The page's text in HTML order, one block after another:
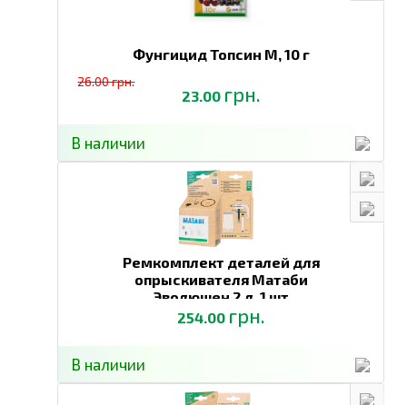
Фунгицид Топсин М,10 г
23.00 грн.
26.00 грн.
В наличии
Ремкомплект деталей для
опрыскивателя Матаби
Эволюшен 2 л, 1 шт
254.00 грн.
В наличии